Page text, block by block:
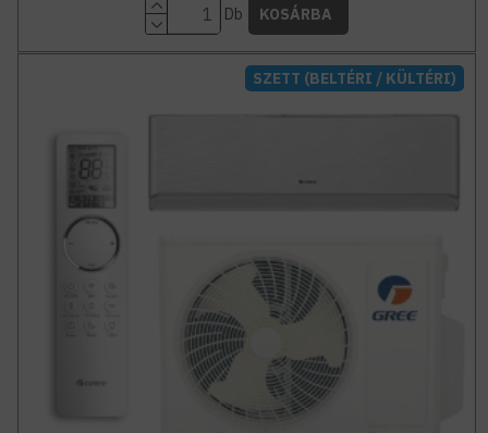
Db KOSÁRBA
SZETT (BELTÉRI / KÜLTÉRI)